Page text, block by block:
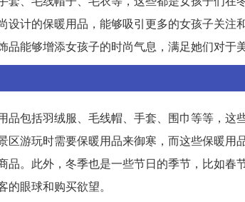
计的保暖用品，能够吸引更多的女孩子关注
能够增添女孩子的时尚气息，满足她们对于美
包括羽绒服、毛线帽、手套、围巾等等，这
游玩时需要保暖用品来御寒，而这些保暖用
。此外，冬季也是一些节日的季节，比如春
眼球和购买欲望。